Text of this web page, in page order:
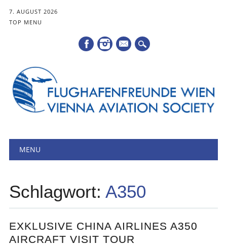
7. AUGUST 2026
TOP MENU
Mail
Hauptmenü
MENU
Schlagwort: A350
EXKLUSIVE CHINA AIRLINES A350
AIRCRAFT VISIT TOUR